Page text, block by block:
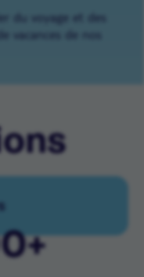
du voyage et des
vacances de nos
+